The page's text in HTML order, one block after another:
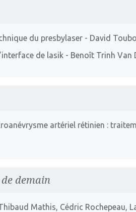
du presbylaser - David
de lasik - Benoît Trinh Van
artériel rétinien :
demain
Mathis, Cédric Rochepeau,